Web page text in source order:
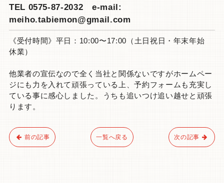
TEL 0575-87-2032 e-mail:
meiho.tabiemon@gmail.com
《受付時間》平日：10:00〜17:00（土日祝日・年末年始
休業）
他業者の宣伝なので全く当社と関係ないですがホームペー
ジにも力を入れて頑張っている上、予約フォームも充実し
ている事に感心しました。うちも追いつけ追い越せと頑張
ります。
次の記事
一覧へ戻る
前の記事